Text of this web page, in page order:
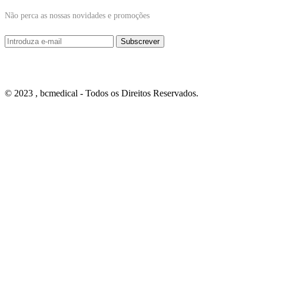
Não perca as nossas novidades e promoções
© 2023 , bcmedical - Todos os Direitos Reservados.